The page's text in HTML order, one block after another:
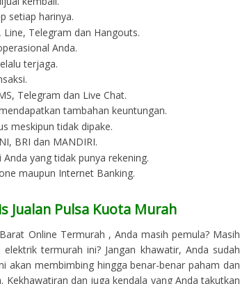
setiap harinya.
Line, Telegram dan Hangouts.
Anda.
terjaga.
Telegram dan Live Chat.
tambahan keuntungan.
meskipun tidak dipake.
BRI dan MANDIRI.
yang tidak punya rekening.
maupun Internet Banking.
Jualan Pulsa Kuota Murah
Online Termurah , Anda masih pemula? Masih
termurah ini? Jangan khawatir, Anda sudah
akan membimbing hingga benar-benar paham dan
dan juga kendala yang Anda takutkan